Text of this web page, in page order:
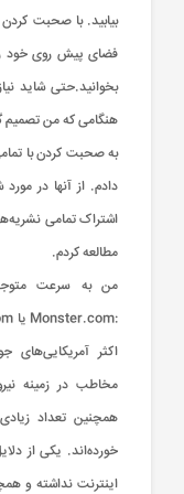
بیابید. با صحبت
فضای پیش روی خود
بخوانید.حتی شاید
هنگامی که من تصمیم
به صحبت کردن با
دادم. از آنها در
اشتراک تمامی
مطالعه کردم.
من به سرعت
اکثر آمریکایی‌های
مخاطب در زمینه
همچنین تعداد
خورده‌اند. یکی از
اینترنت نداشته و